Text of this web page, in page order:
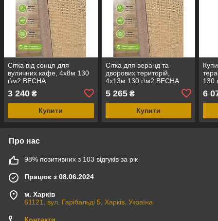
Сітка від сонця для
вуличних кафе, 4х8м 130
г\м2 ВЕСНА
3 240 ₴
Купити
Сітка для веранд та
дворових територій,
4х13м 130 г\м2 ВЕСНА
5 265₴
Купити
130
6
Про нас
98% позитивних з 103 відгуків за рік
Працює з 08.06.2024
м. Харків
61121, вул. Гарібальді 5, Харків, Україна